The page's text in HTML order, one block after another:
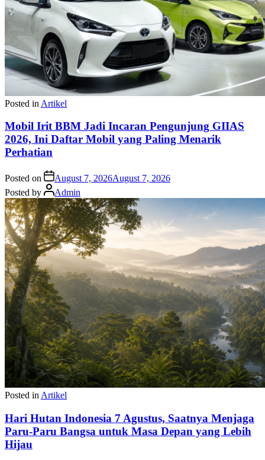
Posted in Artikel
Mobil Irit BBM Jadi Incaran Pengunjung GIIAS
2026, Ini Daftar Mobil yang Paling Menarik
Perhatian
Posted on August 7, 2026August 7, 2026
Posted by
Admin
Posted in Artikel
Hari Hutan Indonesia 7 Agustus, Saatnya Menjaga
Paru-Paru Bangsa untuk Masa Depan yang Lebih
Hijau